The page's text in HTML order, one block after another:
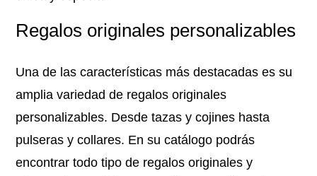
Regalos originales personalizables
Una de las características más destacadas es su
amplia variedad de regalos originales
personalizables. Desde tazas y cojines hasta
pulseras y collares. En su catálogo podrás
encontrar todo tipo de regalos originales y